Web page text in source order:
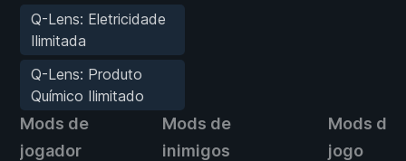
Q-Lens: Eletricidade
Ilimitada
Q-Lens: Produto
Químico Ilimitado
Mods de
jogador
Mods de
inimigos
Mods de
jogo